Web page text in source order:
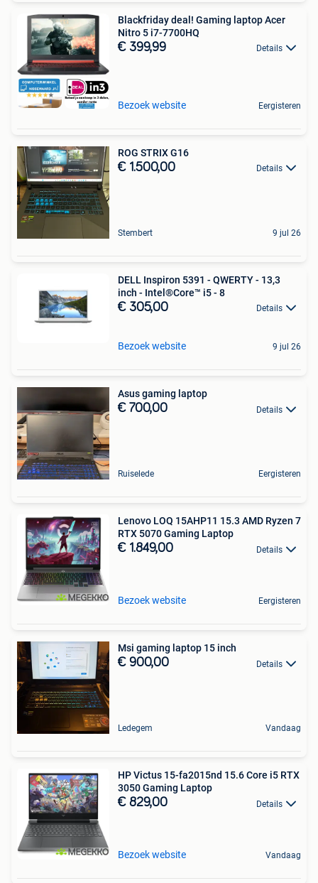
Blackfriday deal! Gaming laptop Acer
Nitro 5 i7-7700HQ
€ 399,99 Details
Bezoek website Eergisteren
ROG STRIX G16
€ 1.500,00 Details
Stembert 9 jul 26
DELL Inspiron 5391 - QWERTY - 13,3
inch - Intel®Core™ i5 - 8
€ 305,00 Details
Bezoek website 9 jul 26
Asus gaming laptop
€ 700,00 Details
Ruiselede Eergisteren
Lenovo LOQ 15AHP11 15.3 AMD Ryzen 7
RTX 5070 Gaming Laptop
€ 1.849,00 Details
Bezoek website Eergisteren
Msi gaming laptop 15 inch
€ 900,00 Details
Ledegem Vandaag
HP Victus 15-fa2015nd 15.6 Core i5 RTX
3050 Gaming Laptop
€ 829,00 Details
Bezoek website Vandaag